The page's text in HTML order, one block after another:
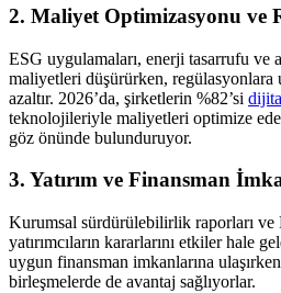
2. Maliyet Optimizasyonu ve
ESG uygulamaları, enerji tasarrufu ve
maliyetleri düşürürken, regülasyonlara
azaltır. 2026’da, şirketlerin %82’si
teknolojileriyle maliyetleri optimize
göz önünde bulunduruyor.
3. Yatırım ve Finansman
Kurumsal sürdürülebilirlik raporları ve
yatırımcıların kararlarını etkiler hale
uygun finansman imkanlarına
birleşmelerde de avantaj sağlıyorlar.